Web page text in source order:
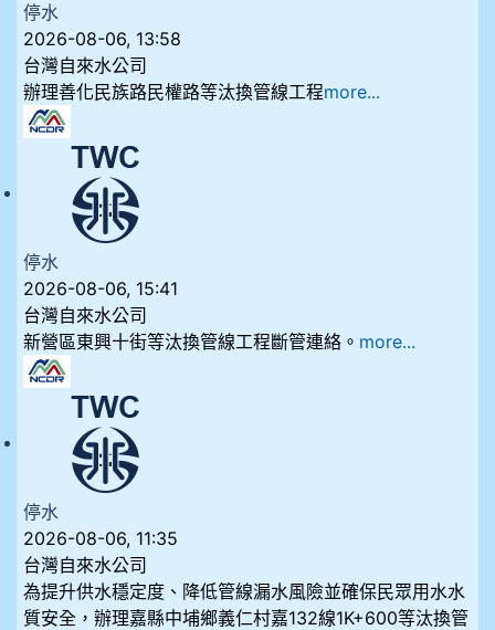
停水
2026-08-06, 13:58
台灣自來水公司
辦理善化民族路民權路等汰換管線工程more...
停水
2026-08-06, 15:41
台灣自來水公司
新營區東興十街等汰換管線工程斷管連絡。 more...
停水
2026-08-06, 11:35
台灣自來水公司
為提升供水穩定度、降低管線漏水風險並確保民眾用水水
質安全，辦理嘉縣中埔鄉義仁村嘉132線1K+600等汰換管